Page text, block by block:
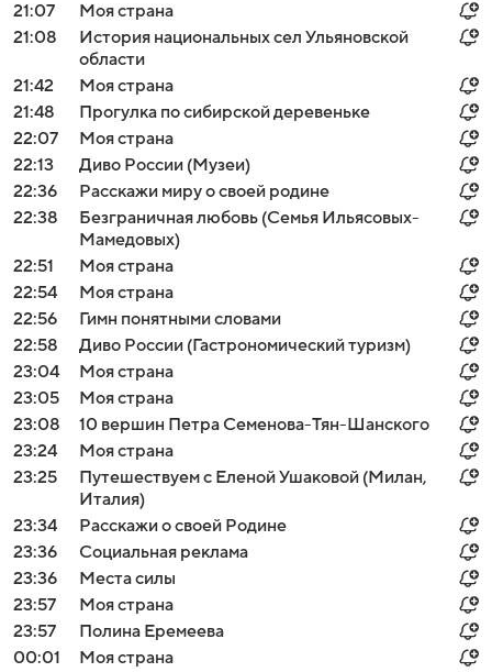
21:07
Моя страна
21:08
История национальных сел Ульяновской
области
21:42
Моя страна
21:48
Прогулка по сибирской деревеньке
22:07
Моя страна
22:13
Диво России (Музеи)
22:36
Расскажи миру о своей родине
22:38
Безграничная любовь (Семья Ильясовых-
Мамедовых)
22:51
Моя страна
22:54
Моя страна
22:56
Гимн понятными словами
22:58
Диво России (Гастрономический туризм)
23:04
Моя страна
23:05
Моя страна
23:08
10 вершин Петра Семенова-Тян-Шанского
23:24
Моя страна
23:25
Путешествуем с Еленой Ушаковой (Милан,
Италия)
23:34
Расскажи о своей Родине
23:36
Социальная реклама
23:36
Места силы
23:57
Моя страна
23:57
Полина Еремеева
00:01
Моя страна